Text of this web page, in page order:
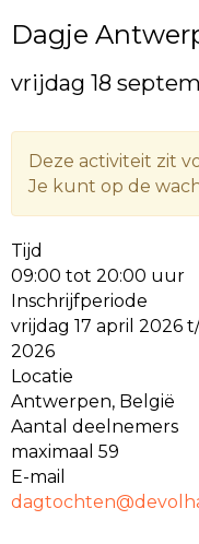
Dagje
vrijdag 18
Deze activiteit zit
Je kunt op de
Tijd
09:00 tot 20:00 uur
Inschrijfperiode
vrijdag 17 april 2026
2026
Locatie
Antwerpen, België
Aantal deelnemers
maximaal 59
E-mail
nethcotgad